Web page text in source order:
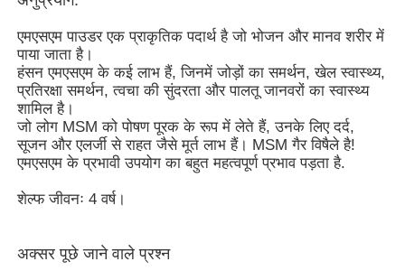
हमारे बारे में
कारखाना भ्रमण
गुणवत्ता नियंत्रण
एमएसएम पाउडर एक प्राकृतिक पदार्थ है जो भोजन और मानव शरीर में
पाया जाता है।
हंसन एमएसएम के कई लाभ हैं, जिनमें जोड़ों का समर्थन, खेल स्वास्थ्य,
प्रतिरक्षा समर्थन, त्वचा की सुंदरता और पालतू जानवरों का स्वास्थ्य
शामिल है।
जो लोग MSM को पोषण पूरक के रूप में लेते हैं, उनके लिए दर्द,
सूजन और एलर्जी से राहत जैसे मूर्त लाभ हैं। MSM गैर विषैले है!
एमएसएम के प्रभावी उपयोग का बहुत महत्वपूर्ण प्रभाव पड़ता है.
शेल्फ जीवनः 4 वर्ष।
अक्सर पूछे जाने वाले प्रश्न